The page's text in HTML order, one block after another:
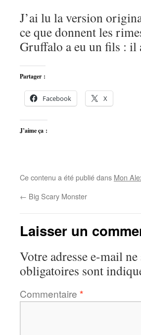
J’ai lu la version
ce que donnent les
Gruffalo a eu un fils : il
Partager :
Facebook X
J’aime ça :
Ce contenu a été publié dans Mon
← Big Scary Monster
Laisser un
Votre adresse e-mail
obligatoires sont
Commentaire *